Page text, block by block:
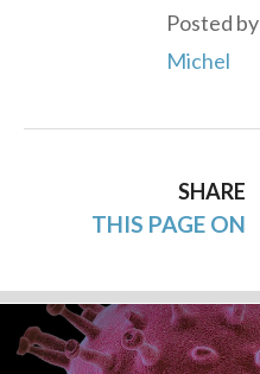
Posted by
Michel
SHARE
THIS PAGE ON